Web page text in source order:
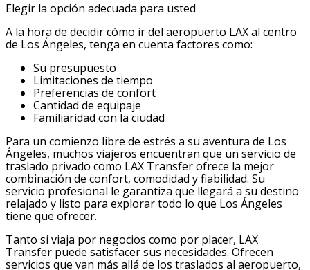
Elegir la opción adecuada para usted
A la hora de decidir cómo ir del aeropuerto LAX al centro
de Los Ángeles, tenga en cuenta factores como:
Su presupuesto
Limitaciones de tiempo
Preferencias de confort
Cantidad de equipaje
Familiaridad con la ciudad
Para un comienzo libre de estrés a su aventura de Los
Ángeles, muchos viajeros encuentran que un servicio de
traslado privado como LAX Transfer ofrece la mejor
combinación de confort, comodidad y fiabilidad. Su
servicio profesional le garantiza que llegará a su destino
relajado y listo para explorar todo lo que Los Ángeles
tiene que ofrecer.
Tanto si viaja por negocios como por placer, LAX
Transfer puede satisfacer sus necesidades. Ofrecen
servicios que van más allá de los traslados al aeropuerto,